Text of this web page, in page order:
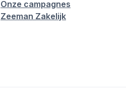
Onze campagnes
Zeeman Zakelijk